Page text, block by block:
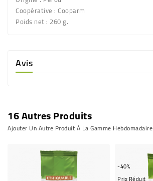
Coopérative : Cooparm
Poids net : 260 g.
Avis
16 Autres Produits
Ajouter Un Autre Produit À La Gamme Hebdomadaire
-40%
Prix Réduit